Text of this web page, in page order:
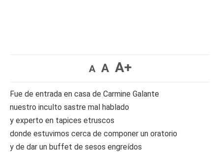
A A A+
Fue de entrada en casa de Carmine Galante
nuestro inculto sastre mal hablado
y experto en tapices etruscos
donde estuvimos cerca de componer un oratorio
y de dar un buffet de sesos engreídos